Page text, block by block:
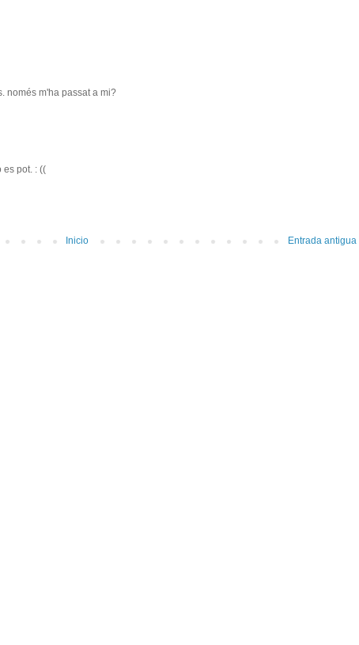
només m'ha passat a mi?
es pot. : ((
Entrada antigua
Inicio